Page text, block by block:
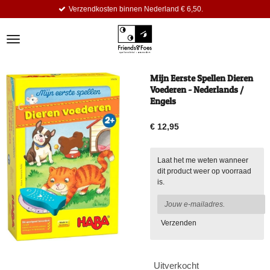
de
binnen Nederland € 6,50.
Mijn Eerste Spellen Dieren
Voederen - Nederlands /
Engels
€ 12,95
Laat het me weten wanneer
dit product weer op voorraad
is.
Verzenden
Uitverkocht